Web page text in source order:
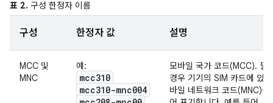
표 2. 구성 한정자 이름
구성 한정자 값 설명
MCC 및
MNC
예:
mcc310
mcc310-mnc004
모바일 국가 코드(MCC). 필
경우 기기의 SIM 카드에 있
바일 네트워크 코드(MNC)를